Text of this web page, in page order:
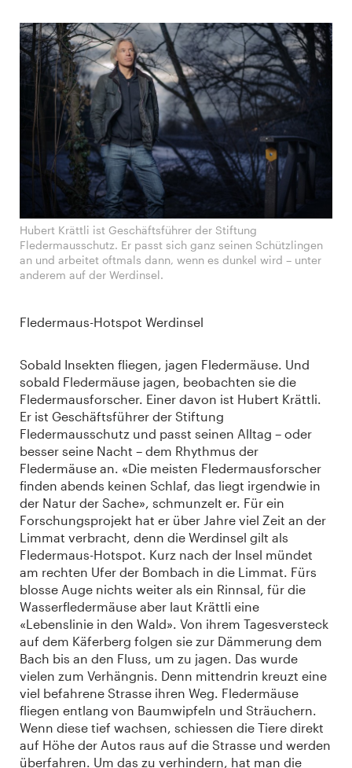
Hubert Krättli ist Geschäftsführer der Stiftung
Fledermausschutz. Er passt sich ganz seinen Schützlingen
an und arbeitet oftmals dann, wenn es dunkel wird – unter
anderem auf der Werdinsel.
Fledermaus-Hotspot Werdinsel
Sobald Insekten fliegen, jagen Fledermäuse. Und
sobald Fledermäuse jagen, beobachten sie die
Fledermausforscher. Einer davon ist Hubert Krättli.
Er ist Geschäftsführer der Stiftung
Fledermausschutz und passt seinen Alltag – oder
besser seine Nacht – dem Rhythmus der
Fledermäuse an. «Die meisten Fledermausforscher
finden abends keinen Schlaf, das liegt irgendwie in
der Natur der Sache», schmunzelt er. Für ein
Forschungsprojekt hat er über Jahre viel Zeit an der
Limmat verbracht, denn die Werdinsel gilt als
Fledermaus-Hotspot. Kurz nach der Insel mündet
am rechten Ufer der Bombach in die Limmat. Fürs
blosse Auge nichts weiter als ein Rinnsal, für die
Wasserfledermäuse aber laut Krättli eine
«Lebenslinie in den Wald». Von ihrem Tagesversteck
auf dem Käferberg folgen sie zur Dämmerung dem
Bach bis an den Fluss, um zu jagen. Das wurde
vielen zum Verhängnis. Denn mittendrin kreuzt eine
viel befahrene Strasse ihren Weg. Fledermäuse
fliegen entlang von Baumwipfeln und Sträuchern.
Wenn diese tief wachsen, schiessen die Tiere direkt
auf Höhe der Autos raus auf die Strasse und werden
überfahren. Um das zu verhindern, hat man die